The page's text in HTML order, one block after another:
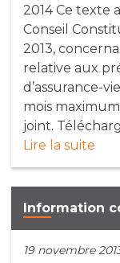
2014 Ce texte
Conseil
2013,
relative aux
d’assurance-
mois
joint.
Lire la suite
19 novembre